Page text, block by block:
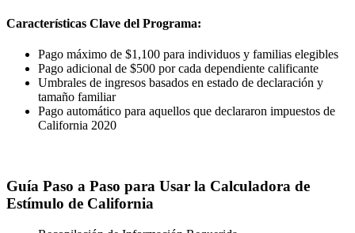
Características Clave del Programa:
Pago máximo de $1,100 para individuos y familias elegibles
Pago adicional de $500 por cada dependiente calificante
Umbrales de ingresos basados en estado de declaración y
tamaño familiar
Pago automático para aquellos que declararon impuestos de
California 2020
Guía Paso a Paso para Usar la Calculadora de
Estímulo de California